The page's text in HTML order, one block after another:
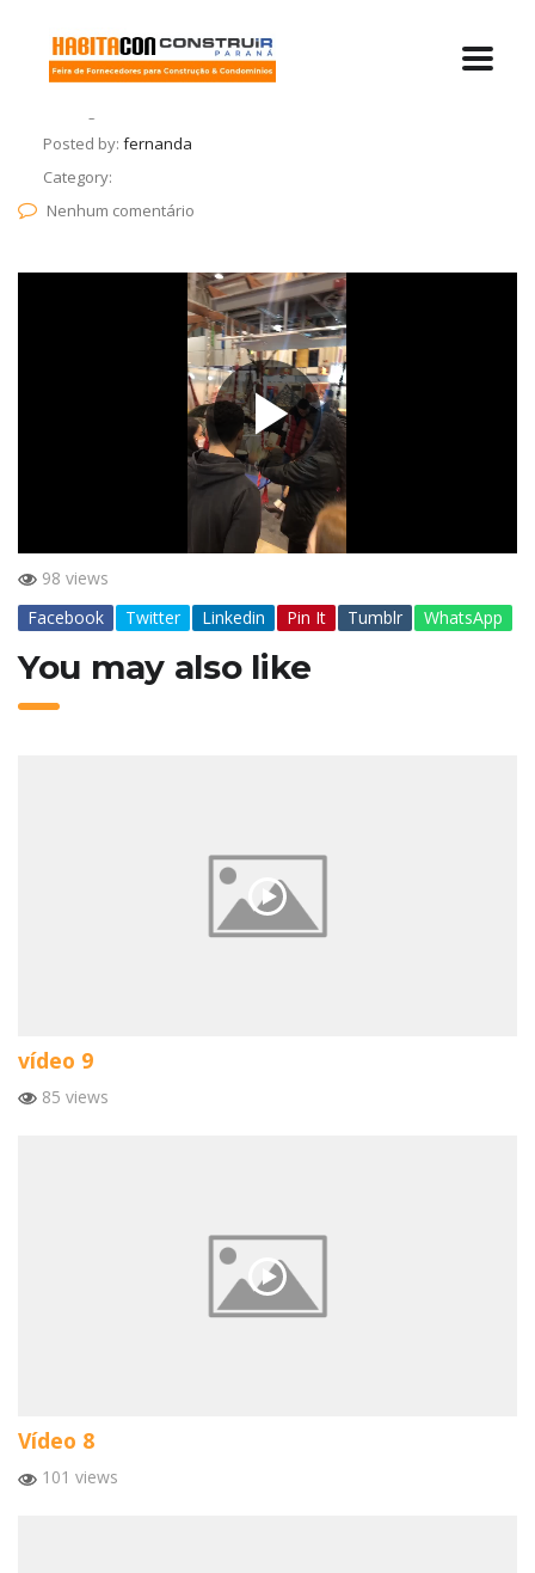
Posted by: fernanda
Category:
Nenhum comentário
98 views
Facebook
Twitter Linkedin Pin It Tumblr WhatsApp
You may also like
vídeo 9
85 views
Vídeo 8
101 views